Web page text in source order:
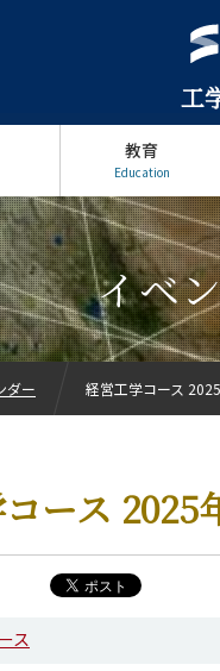
工
教育
Education
イベ
ース 2025
ス
ダー 経営工学コース